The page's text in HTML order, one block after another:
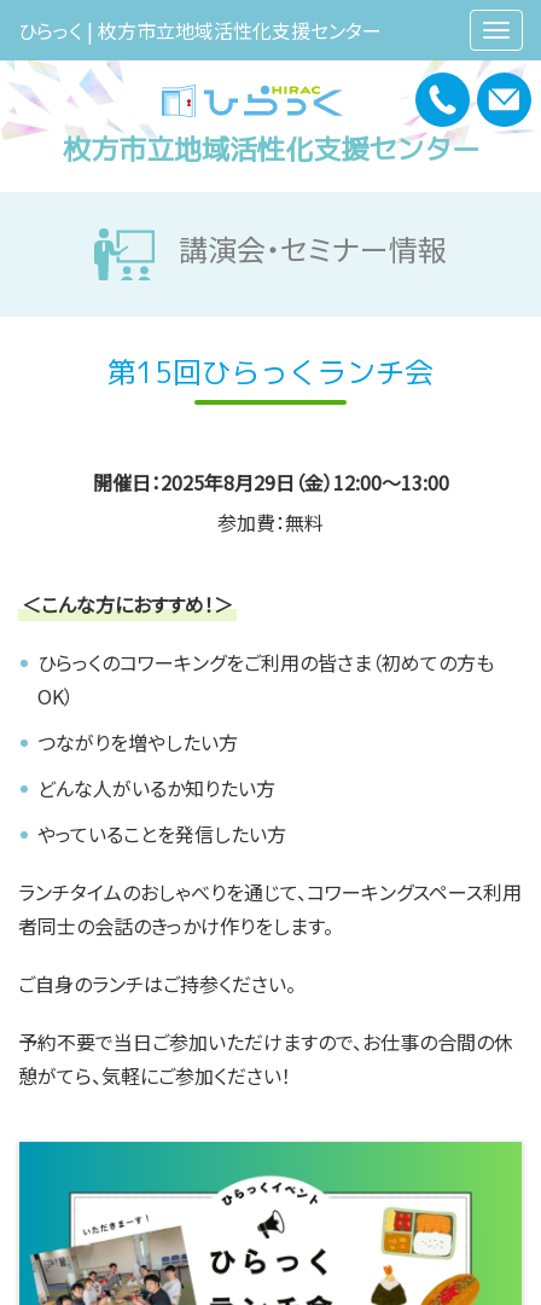
ひらっく | 枚方市立地域活性化支援センター
枚方市立地域活性化支援センター
講演会・セミナー情報
第15回ひらっくランチ会
開催日：2025年8月29日（金）12:00～13:00
参加費：無料
＜こんな方におすすめ！＞
ひらっくのコワーキングをご利用の皆さま（初めての方も
OK）
つながりを増やしたい方
どんな人がいるか知りたい方
やっていることを発信したい方
ランチタイムのおしゃべりを通じて、コワーキングスペース利用
者同士の会話のきっかけ作りをします。
ご自身のランチはご持参ください。
予約不要で当日ご参加いただけますので、お仕事の合間の休
憩がてら、気軽にご参加ください！